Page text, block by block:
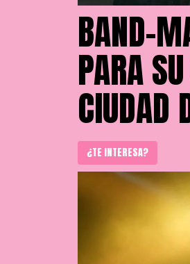
BAND-
PARA
CIUDAD
¿TE INTERESA?